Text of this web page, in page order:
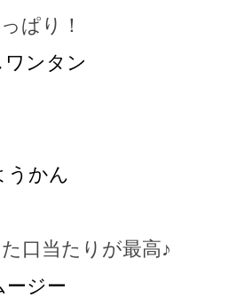
ぱり！
ンタン
うかん
口当たりが最高♪
ージー